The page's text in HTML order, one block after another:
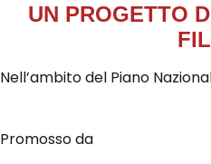
UN PROGETTO
Nell’ambito del Piano
Promosso da